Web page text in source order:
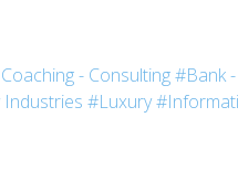
- Consulting#Bank
#Luxury